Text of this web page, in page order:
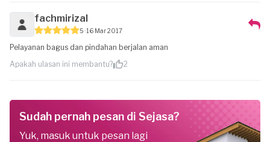
fachmirizal
5 16 Mar 2017
Pelayanan bagus dan pindahan berjalan aman
Apakah ulasan ini membantu?
2
Sudah pernah pesan di Sejasa?
Yuk, masuk untuk pesan lagi